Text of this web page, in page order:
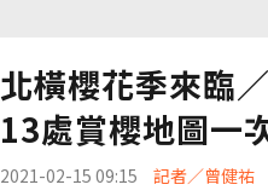
北橫櫻花季來臨
13處賞櫻地圖一
2021-02-15 09:15 記者／曾健祐